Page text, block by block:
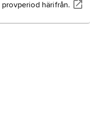
provperiod härifrån.